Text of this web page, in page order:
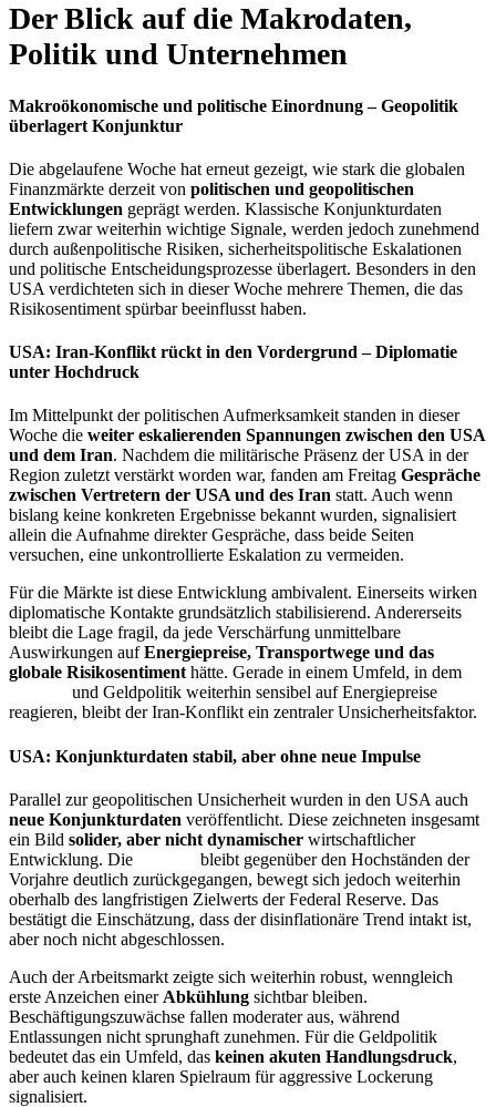
Der Blick auf die Makrodaten,
Politik und Unternehmen
Makroökonomische und politische Einordnung – Geopolitik
überlagert Konjunktur
Die abgelaufene Woche hat erneut gezeigt, wie stark die globalen
Finanzmärkte derzeit von politischen und geopolitischen
Entwicklungen geprägt werden. Klassische Konjunkturdaten
liefern zwar weiterhin wichtige Signale, werden jedoch zunehmend
durch außenpolitische Risiken, sicherheitspolitische Eskalationen
und politische Entscheidungsprozesse überlagert. Besonders in den
USA verdichteten sich in dieser Woche mehrere Themen, die das
Risikosentiment spürbar beeinflusst haben.
USA: Iran-Konflikt rückt in den Vordergrund – Diplomatie
unter Hochdruck
Im Mittelpunkt der politischen Aufmerksamkeit standen in dieser
Woche die weiter eskalierenden Spannungen zwischen den USA
und dem Iran. Nachdem die militärische Präsenz der USA in der
Region zuletzt verstärkt worden war, fanden am Freitag Gespräche
zwischen Vertretern der USA und des Iran statt. Auch wenn
bislang keine konkreten Ergebnisse bekannt wurden, signalisiert
allein die Aufnahme direkter Gespräche, dass beide Seiten
versuchen, eine unkontrollierte Eskalation zu vermeiden.
Für die Märkte ist diese Entwicklung ambivalent. Einerseits wirken
diplomatische Kontakte grundsätzlich stabilisierend. Andererseits
bleibt die Lage fragil, da jede Verschärfung unmittelbare
Auswirkungen aufEnergiepreise, Transportwege und das
globale Risikosentiment hätte. Gerade in einem Umfeld, in dem
und Geldpolitik weiterhin sensibel auf Energiepreise
reagieren, bleibt der Iran-Konflikt ein zentraler Unsicherheitsfaktor.
USA: Konjunkturdaten stabil, aber ohne neue Impulse
Parallel zur geopolitischen Unsicherheit wurden in den USA auch
neue Konjunkturdaten veröffentlicht. Diese zeichneten insgesamt
ein Bild solider, aber nicht dynamischer wirtschaftlicher
Entwicklung. Die
bleibt gegenüber den Hochständen der
Vorjahre deutlich zurückgegangen, bewegt sich jedoch weiterhin
oberhalb des langfristigen Zielwerts der Federal Reserve. Das
bestätigt die Einschätzung, dass der disinflationäre Trend intakt ist,
aber noch nicht abgeschlossen.
Auch der Arbeitsmarkt zeigte sich weiterhin robust, wenngleich
erste Anzeichen einer Abkühlung sichtbar bleiben.
Beschäftigungszuwächse fallen moderater aus, während
Entlassungen nicht sprunghaft zunehmen. Für die Geldpolitik
bedeutet das ein Umfeld, das keinen akuten Handlungsdruck,
aber auch keinen klaren Spielraum für aggressive Lockerung
signalisiert.